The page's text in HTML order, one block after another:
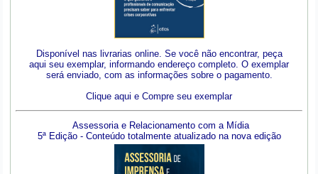
Disponível nas livrarias online. Se você não encontrar, peça
aqui seu exemplar, informando endereço completo. O exemplar
será enviado, com as informações sobre o pagamento.
Clique aqui e Compre seu exemplar
Assessoria e Relacionamento com a Mídia
5ª Edição - Conteúdo totalmente atualizado na nova edição